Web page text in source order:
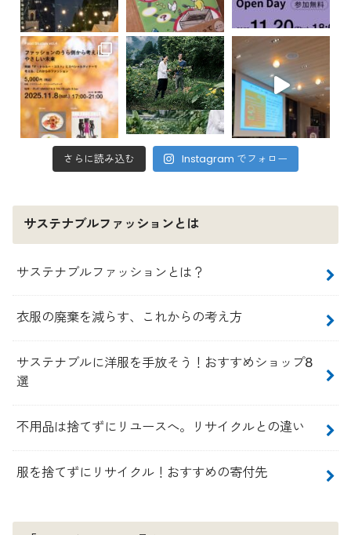
さらに読み込む Instagram でフォロー
サステナブルファッションとは
サステナブルファッションとは？
衣服の廃棄を減らす、これからの考え方
サステナブルに洋服を手放そう！おすすめショップ8
選
不用品は捨てずにリユースへ。リサイクルとの違い
服を捨てずにリサイクル！おすすめの寄付先